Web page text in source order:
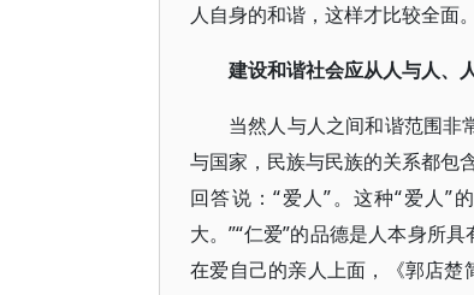
人自身的和谐，这样才比较全面
建设和谐社会应从人与人、
当然人与人之间和谐范围非
与国家，民族与民族的关系都包
回答说：“爱人”。这种“爱人”
大。”“仁爱”的品德是人本身所
在爱自己的亲人上面，《郭店楚